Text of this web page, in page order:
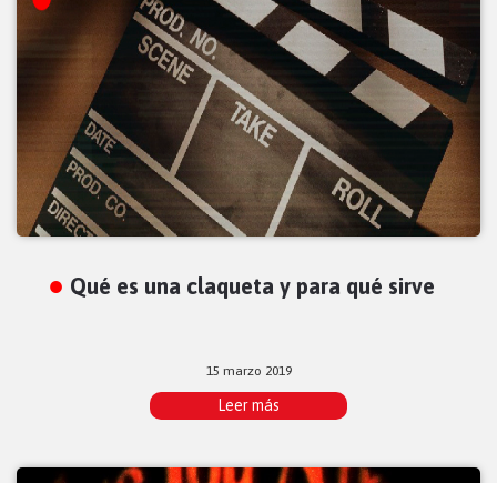
Qué es una claqueta y para qué sirve
15 marzo 2019
Leer más